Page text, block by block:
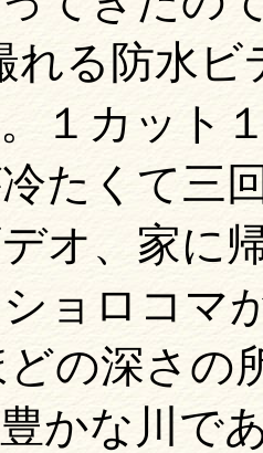
れる防水
１カット
たくて三
オ、家に
ョロコマ
どの深さの
かな川で